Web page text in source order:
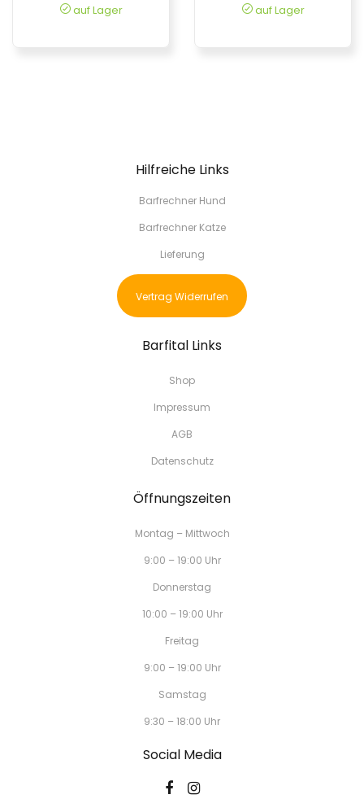
auf Lager auf Lager
Hilfreiche Links
Barfrechner Hund
Barfrechner Katze
Lieferung
Vertrag Widerrufen
Barfital Links
Shop
Impressum
AGB
Datenschutz
Öffnungszeiten
Montag – Mittwoch
9:00 – 19:00 Uhr
Donnerstag
10:00 – 19:00 Uhr
Freitag
9:00 – 19:00 Uhr
Samstag
9:30 – 18:00 Uhr
Social Media